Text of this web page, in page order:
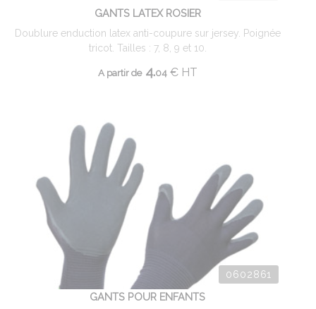
GANTS LATEX ROSIER
Doublure enduction latex anti-coupure sur jersey. Poignée
tricot. Tailles : 7, 8, 9 et 10.
A partir de4.04 €HT
0602861
GANTS POUR ENFANTS